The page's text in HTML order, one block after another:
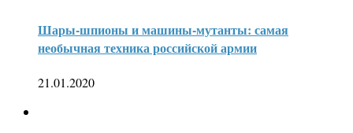
Шары-шпионы и машины-мутанты: самая
необычная техника российской армии
21.01.2020